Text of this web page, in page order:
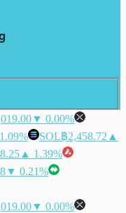
▼ 0.00%
SOL฿2,458.72 ▲
▲ 1.39%
▼ 0.21%
▼ 0.00%